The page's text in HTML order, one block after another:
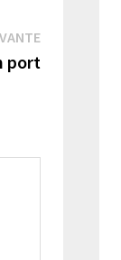
Publication
suivante :
port